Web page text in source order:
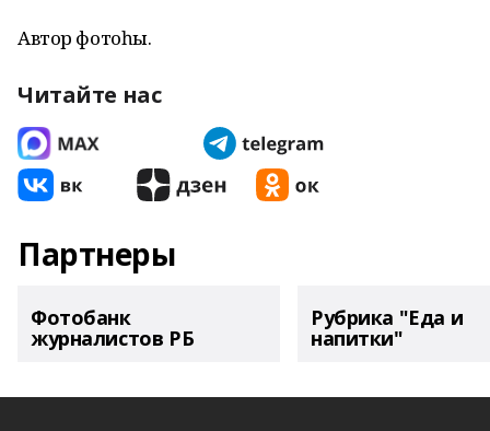
Автор фотоһы.
Читайте нас
Партнеры
Фотобанк
журналистов РБ
Рубрика "Еда и
напитки"